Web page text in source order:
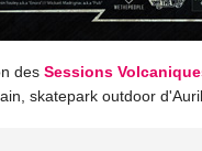
des Sessions
skatepark outdoor